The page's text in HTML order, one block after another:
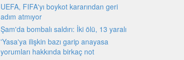
UEFA, FIFA'yı boykot kararından geri
adım atmıyor
Şam'da bombalı saldırı: İki ölü, 13 yaralı
'Yasa'ya ilişkin bazı garip anayasa
yorumları hakkında birkaç not